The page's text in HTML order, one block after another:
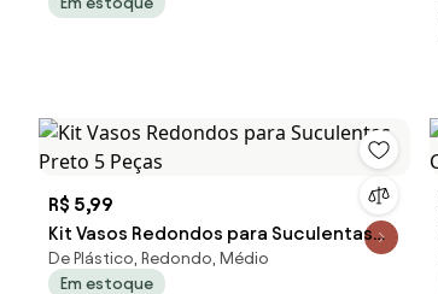
R$ 5,99
Kit Vasos Redondos para Suculentas
Preto 5 Peças
De Plástico, Redondo, Médio
Em estoque